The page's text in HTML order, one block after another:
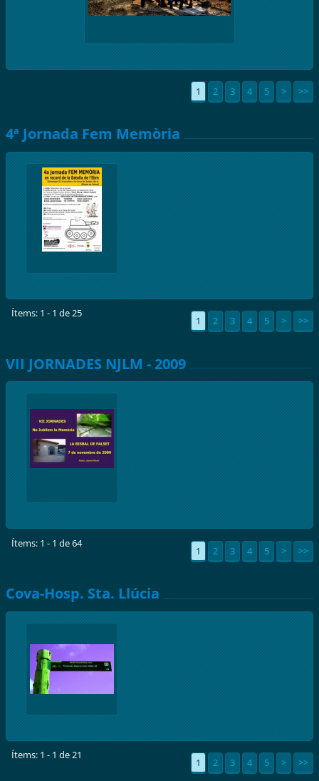
1 2 3 4 5 > >>
4ª Jornada Fem Memòria
Ítems: 1 - 1 de 25
1 2 3 4 5 > >>
VII JORNADES NJLM - 2009
Ítems: 1 - 1 de 64
1 2 3 4 5 > >>
Cova-Hosp. Sta. Llúcia
Ítems: 1 - 1 de 21
1 2 3 4 5 > >>